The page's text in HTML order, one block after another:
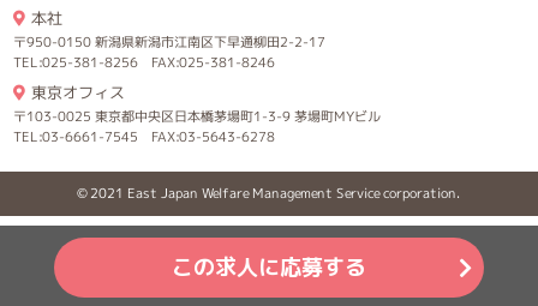
この求人に応募する
本社
〒950-0150 新潟県新潟市江南区下早通柳田2-2-17
TEL:025-381-8256 FAX:025-381-8246
東京オフィス
〒103-0025 東京都中央区日本橋茅場町1-3-9 茅場町MYビル
TEL:03-6661-7545 FAX:03-5643-6278
© 2021 East Japan Welfare Management Service corporation.